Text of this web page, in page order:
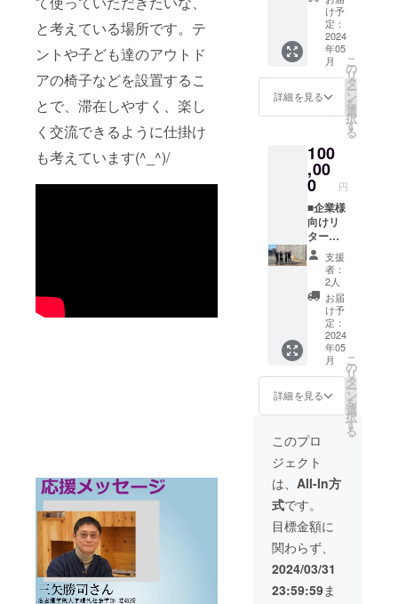
と考えている場所です。テ
ントや子ども達のアウトド
アの椅子などを設置するこ
とで、滞在しやすく、楽し
く交流できるように仕掛け
も考えています(^_^)/
ら１年
間50円
割引と
なりま
す。 ・
グラン
ドオー
ファン
ディン
グ協力
者とし
てもお
名前を
掲載さ
せてい
ただき
す。
・令
和６年
６月２
日の内
覧会に
ご招待
いたし
場合、
備考欄
に「掲
載希望/
お名
前」を
ご記載
ター登
録証を
お送り
しま
す。コ
ミュニ
ティカ
フェの
全ドリ
ンクが
発行か
ら１年
間50円
割引と
なりま
す。 ・
グラン
ドオー
ラウド
ファン
ディン
グ協力
者とし
てもお
名前を
掲載さ
せてい
ただき
ま
す。
ます。
・グラ
ンド
オープ
ン資料
にクラ
ウド
ファン
ディン
者とし
て御社
のお名
前を掲
載させ
ていた
だきま
す。 ・
令和6年
6月2日
の内覧
会にご
招待い
たしま
す。
け予
定：
2024
年05
月
詳細を見る
こ
の
リ
タ
ー
ン
を
選
択
す
る
100
,00
0 円
■企業様
向けリ
ターン
・お礼
のメー
ルを差
し上げ
ます。
・グラ
ンド
オープ
ン資料
にクラ
ウド
ファン
ディン
グ協力
者とし
て御社
のお名
前を掲
載させ
ていた
だきま
す。 ・
令和6年
6月2日
の内覧
支援
者：
2人
お届
け予
定：
2024
年05
月
詳細を見る
こ
の
リ
タ
ー
ン
を
選
択
す
る
このプロ
ジェクト
は、 All-In方
式です。
目標金額に
関わらず、
2024/03/31
23:59:59ま